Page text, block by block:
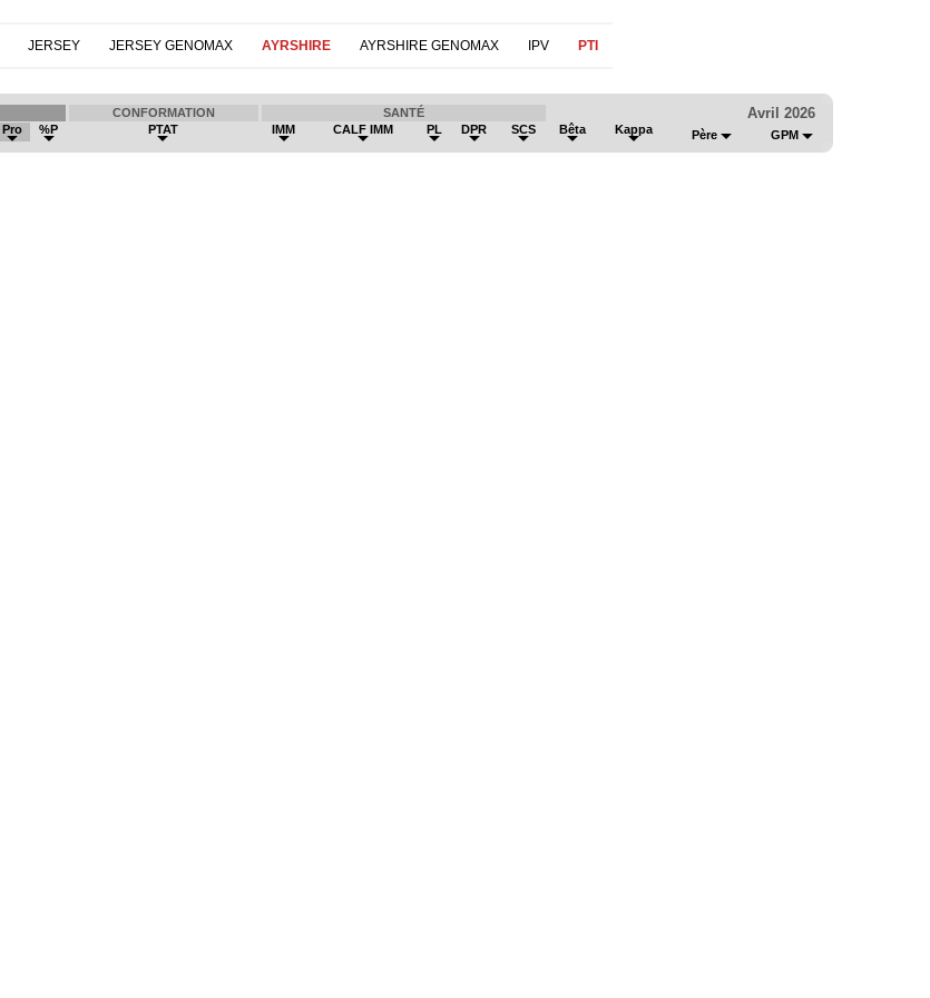
JERSEY JERSEY GENOMAX AYRSHIRE AYRSHIRE GENOMAX IPV PTI
CONFORMATION SANTÉ Avril 2026
Pro %P PTAT IMM CALF IMM PL DPR SCS Bêta Kappa Père GPM